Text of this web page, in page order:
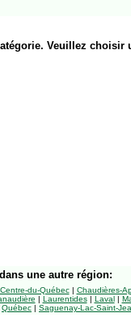
Veuillez choisir
dans une autre région:
Centre-du-Québec| Chaudières-
| Laurentides| Laval|
Québec | Saguenay-Lac-Saint-